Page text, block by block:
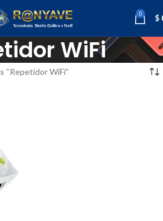
0 $
WiFi
WiFi”